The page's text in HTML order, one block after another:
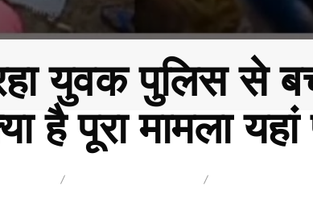
युवक पुलिस से
है पूरा मामला